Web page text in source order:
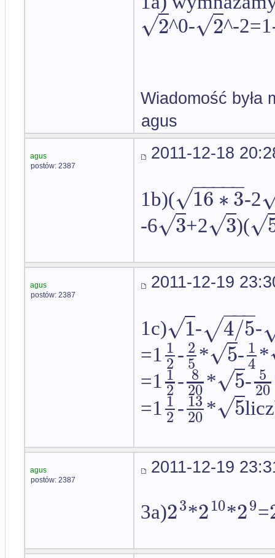
2
√ ^0- 2
√ ^-
Wiadomość była
agus
agus
postów: 2387
2011-12-18
1b)( 16∗3
− −
−−−
√ -2
-6 3
√ +2 3
√ )(√
agus
postów: 2387
2011-12-19
1c) 1
√ - 4/5
−−
−
√ -
=1 1
2- 2
5* 5
√ - 1
4*
=1 1
2- 8
20* 5
√ - 5
20
=1 1
2- 13
20* 5
√
agus
postów: 2387
2011-12-19
3a)23*210*29=